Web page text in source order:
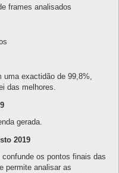
frames analisados
exactidão de 99,8%,
das melhores.
gerada.
2019
os pontos finais das
permite analisar as